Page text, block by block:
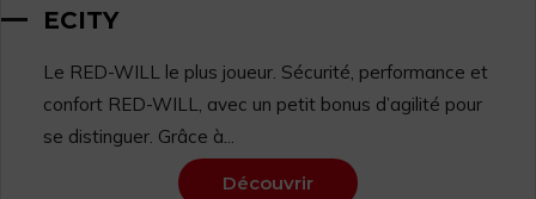
ECITY
Le RED-WILL le plus joueur. Sécurité, performance et
confort RED-WILL, avec un petit bonus d’agilité pour
se distinguer. Grâce à...
Découvrir